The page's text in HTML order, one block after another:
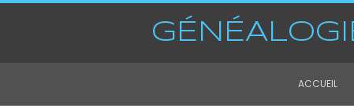
ACCUEIL